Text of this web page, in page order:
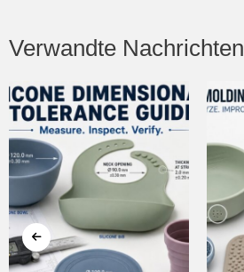
Verwandte Nachrichten